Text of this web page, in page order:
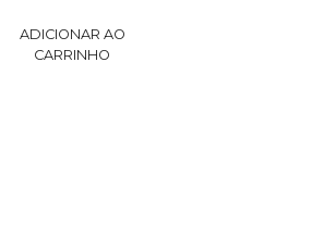
ADICIONAR AO
CARRINHO